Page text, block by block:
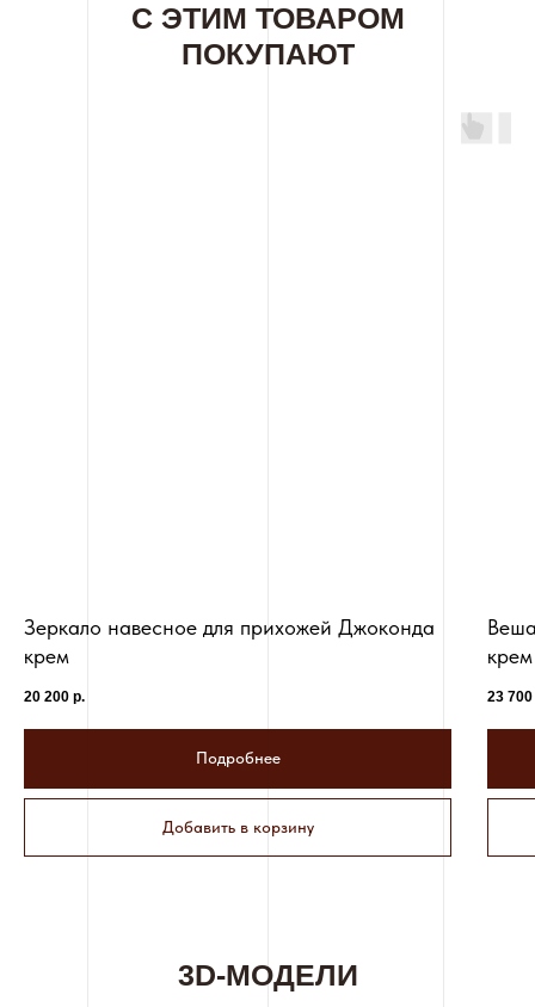
С ЭТИМ ТОВАРОМ
ПОКУПАЮТ
Зеркало навесное для прихожей Джоконда
крем
20 200 р.
Подробнее
Добавить в корзину
крем
23 700
3D-МОДЕЛИ